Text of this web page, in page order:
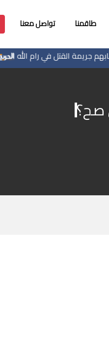
طاقمنا تواصل معنا
القتل في رام الله
صح؟